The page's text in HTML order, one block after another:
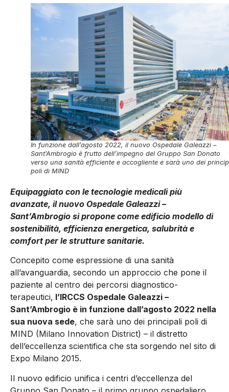
In funzione dall’agosto 2022, il nuovo Ospedale Galeazzi –
Sant’Ambrogio è frutto dell’impegno del Gruppo San Donato
verso una sanità efficiente e accogliente e sarà uno dei
poli di MIND
Equipaggiato con le tecnologie medicali più
avanzate, il nuovo Ospedale Galeazzi –
Sant’Ambrogio si propone come edificio modello di
sostenibilità, efficienza energetica, salubrità e
comfort per le strutture sanitarie.
Concepito come espressione di una sanità
all’avanguardia, secondo un approccio che pone il
paziente al centro dei percorsi diagnostico-
terapeutici, l’IRCCS Ospedale Galeazzi –
Sant’Ambrogio è in funzione dall’agosto 2022 nella
sua nuova sede, che sarà uno dei principali poli di
MIND (Milano Innovation District) – il distretto
dell’eccellenza scientifica che sta sorgendo nel sito di
Expo Milano 2015.
Il nuovo edificio unifica i centri d’eccellenza del